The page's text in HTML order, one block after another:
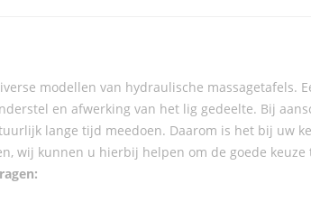
modellen van hydraulische massagetafels.
en afwerking van het lig gedeelte. Bij
lange tijd meedoen. Daarom is het bij uw
wij kunnen u hierbij helpen om de goede keuze